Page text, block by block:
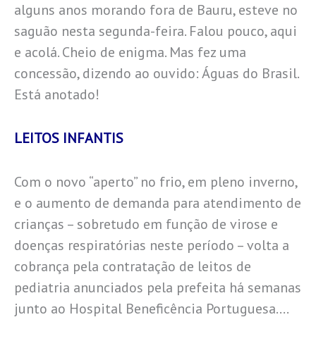
alguns anos morando fora de Bauru, esteve no
saguão nesta segunda-feira. Falou pouco, aqui
e acolá. Cheio de enigma. Mas fez uma
concessão, dizendo ao ouvido: Águas do Brasil.
Está anotado!
LEITOS INFANTIS
Com o novo “aperto” no frio, em pleno inverno,
e o aumento de demanda para atendimento de
crianças – sobretudo em função de virose e
doenças respiratórias neste período – volta a
cobrança pela contratação de leitos de
pediatria anunciados pela prefeita há semanas
junto ao Hospital Beneficência Portuguesa….